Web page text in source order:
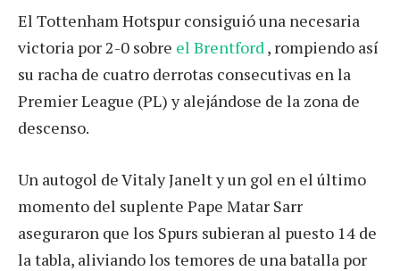
El Tottenham Hotspur consiguió una necesaria
victoria por 2-0 sobre el Brentford, rompiendo así
su racha de cuatro derrotas consecutivas en la
Premier League (PL) y alejándose de la zona de
descenso.
Un autogol de Vitaly Janelt y un gol en el último
momento del suplente Pape Matar Sarr
aseguraron que los Spurs subieran al puesto 14 de
la tabla, aliviando los temores de una batalla por